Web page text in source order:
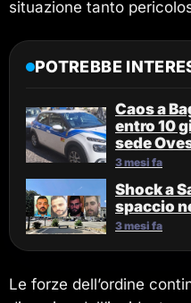
situazione tanto
POTREBBE
Caos a
entro 10
sede
3 mesi fa
Shock a
spaccio
3 mesi fa
Le forze dell’ordine